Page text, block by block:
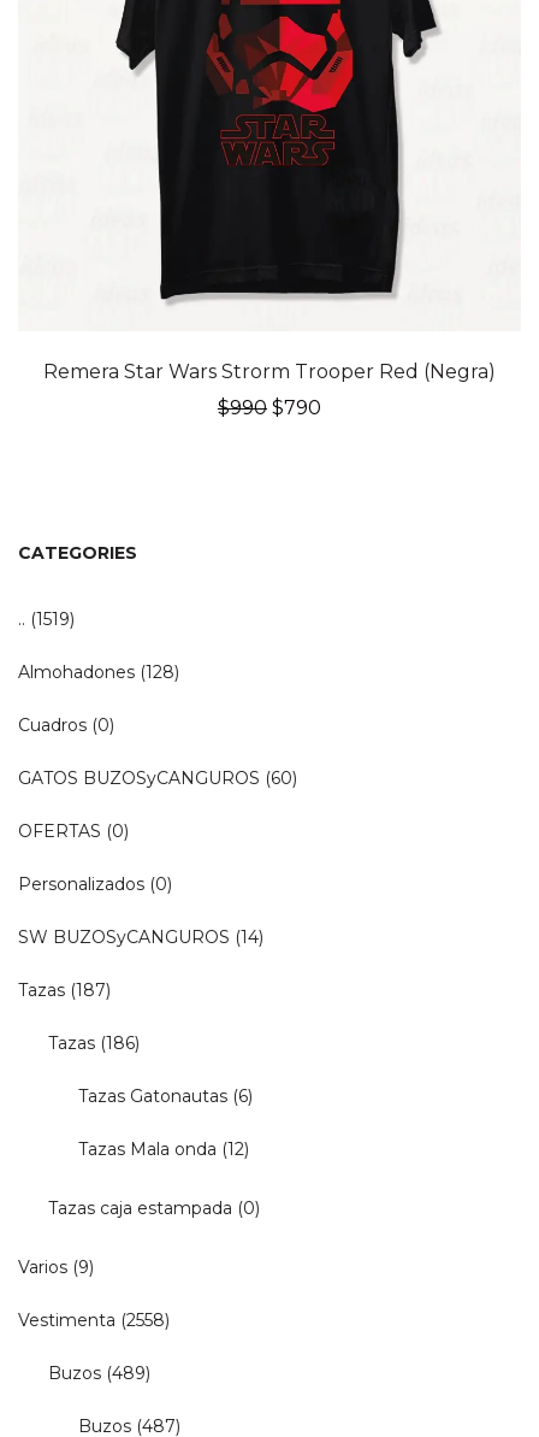
20% OFF
Remera Star Wars Strorm Trooper Red (Negra)
$990 El
$790
CATEGORIES
.. (1519)
Almohadones (128)
Cuadros (0)
GATOS BUZOSyCANGUROS (60)
OFERTAS (0)
Personalizados (0)
SW BUZOSyCANGUROS (14)
Tazas (187)
Tazas (186)
Tazas Gatonautas (6)
Tazas Mala onda (12)
Tazas caja estampada (0)
Varios (9)
Vestimenta (2558)
Buzos (489)
Buzos (487)